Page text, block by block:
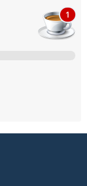
1